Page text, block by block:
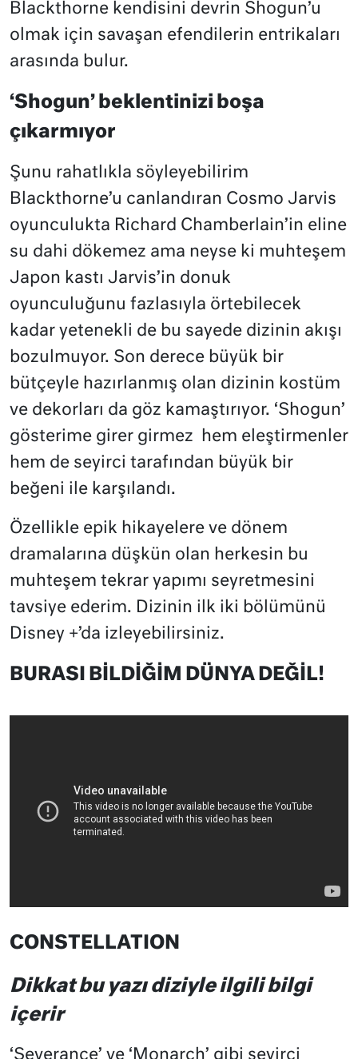
Blackthorne kendisini devrin Shogun’u
olmak için savaşan efendilerin entrikaları
arasında bulur.
‘Shogun’ beklentinizi boşa
çıkarmıyor
Şunu rahatlıkla söyleyebilirim
Blackthorne’u canlandıran Cosmo Jarvis
oyunculukta Richard Chamberlain’in eline
su dahi dökemez ama neyse ki muhteşem
Japon kastı Jarvis’in donuk
oyunculuğunu fazlasıyla örtebilecek
kadar yetenekli de bu sayede dizinin akışı
bozulmuyor. Son derece büyük bir
bütçeyle hazırlanmış olan dizinin kostüm
ve dekorları da göz kamaştırıyor. ‘Shogun’
gösterime girer girmez hem eleştirmenler
hem de seyirci tarafından büyük bir
beğeni ile karşılandı.
Özellikle epik hikayelere ve dönem
dramalarına düşkün olan herkesin bu
muhteşem tekrar yapımı seyretmesini
tavsiye ederim. Dizinin ilk iki bölümünü
Disney +’da izleyebilirsiniz.
BURASI BİLDİĞİM DÜNYA DEĞİL!
CONSTELLATION
Dikkat bu yazı diziyle ilgili bilgi
içerir
‘Severance’ ve ‘Monarch’ gibi seyirci